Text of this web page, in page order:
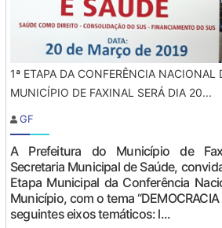
1ª ETAPA DA CONFERÊNCIA NACIONAL
MUNICÍPIO DE FAXINAL SERÁ DIA 20...
GF
A Prefeitura do Município de
Secretaria Municipal de Saúde,
Etapa Municipal da Conferência
Município, com o tema
seguintes eixos temáticos: l...